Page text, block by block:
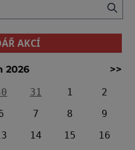
AKCÍ
2026
>>
31 1
2
7 8
9
14 15
16